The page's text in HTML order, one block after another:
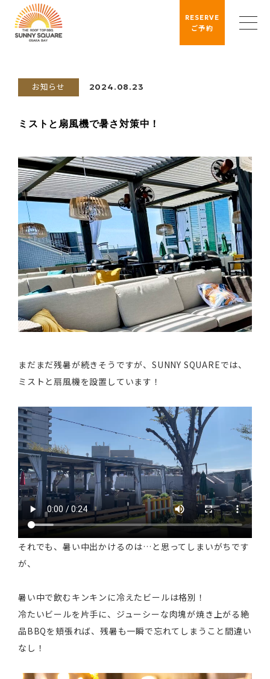
RESERVE
ご予約
お知らせ 2024.08.23
ミストと扇風機で暑さ対策中！
まだまだ残暑が続きそうですが、SUNNY SQUAREでは、
ミストと扇風機を設置しています！
それでも、暑い中出かけるのは…と思ってしまいがちです
が、
暑い中で飲むキンキンに冷えたビールは格別！
冷たいビールを片手に、ジューシーな肉塊が焼き上がる絶
品BBQを頬張れば、残暑も一瞬で忘れてしまうこと間違い
なし！